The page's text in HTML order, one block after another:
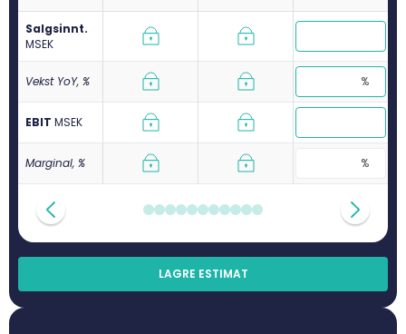
Salgsinnt.
MSEK
Vekst YoY, %
EBIT MSEK
Marginal, %
LAGRE ESTIMAT